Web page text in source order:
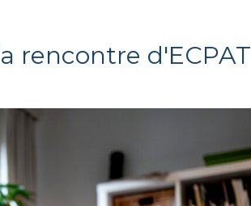
rencontre d'ECPAT